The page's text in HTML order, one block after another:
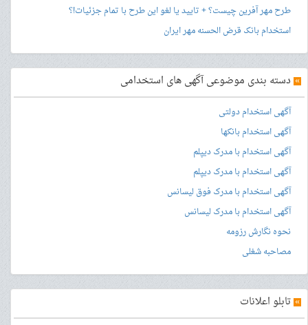
طرح مهر آفرین چیست؟ + تایید یا لغو این طرح با تمام جزئیات!؟
استخدام بانک قرض الحسنه مهر ایران
» دسته بندی موضوعی آگهی های استخدامی
آگهی استخدام دولتی
آگهی استخدام بانکها
آگهی استخدام با مدرک دیپلم
آگهی استخدام با مدرک دیپلم
آگهی استخدام با مدرک فوق لیسانس
آگهی استخدام با مدرک لیسانس
نحوه نگارش رزومه
مصاحبه شغلی
» تابلو اعلانات